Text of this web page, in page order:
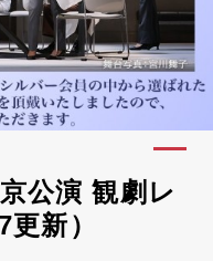
公演 観劇レ
新）